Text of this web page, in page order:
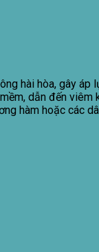
hài hòa, gây áp
dẫn đến viêm
hàm hoặc các